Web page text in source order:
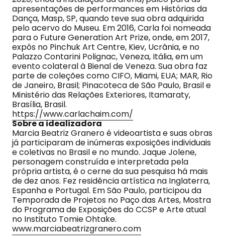
apresentações de performances em Histórias da
Dança, Masp, SP, quando teve sua obra adquirida
pelo acervo do Museu. Em 2016, Carla foi nomeada
para o Future Generation Art Prize, onde, em 2017,
expôs no Pinchuk Art Centre, Kiev, Ucrânia, e no
Palazzo Contarini Polignac, Veneza, Itália, em um
evento colateral à Bienal de Veneza. Sua obra faz
parte de coleções como CIFO, Miami, EUA; MAR, Rio
de Janeiro, Brasil; Pinacoteca de São Paulo, Brasil e
Ministério das Relações Exteriores, Itamaraty,
Brasília, Brasil.
https://www.carlachaim.com/
Sobre a idealizadora
Marcia Beatriz Granero é videoartista e suas obras
já participaram de inúmeras exposições individuais
e coletivas no Brasil e no mundo. Jaque Jolene,
personagem construída e interpretada pela
própria artista, é o cerne da sua pesquisa há mais
de dez anos. Fez residência artística na Inglaterra,
Espanha e Portugal. Em São Paulo, participou da
Temporada de Projetos no Paço das Artes, Mostra
do Programa de Exposições do CCSP e Arte atual
no Instituto Tomie Ohtake.
www.marciabeatrizgranero.com